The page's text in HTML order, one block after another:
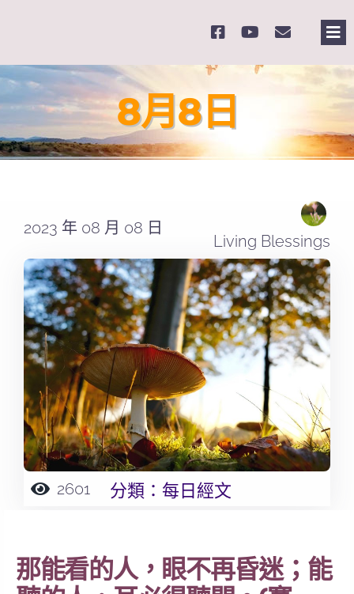
content
8月8日
2023 年 08 月 08 日
Living Blessings
2601 分類： 每日經文
那能看的人，眼不再昏迷；能